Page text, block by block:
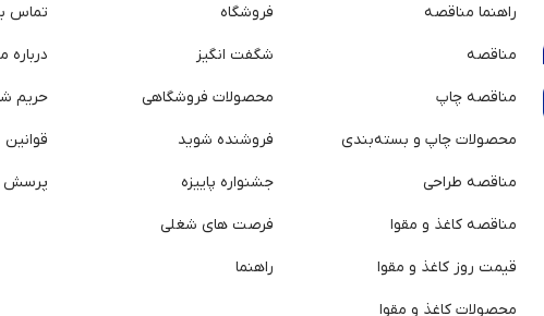
راهنما مناقصه
مناقصه
مناقصه چاپ
محصولات چاپ و بسته‌بندی
مناقصه طراحی
مناقصه کاغذ و مقوا
قیمت روز کاغذ و مقوا
محصولات کاغذ و مقوا
فروشگاه
شگفت انگیز
محصولات فروشگاهی
فروشنده شوید
جشنواره پاییزه
فرصت های شغلی
راهنما
تماس
درباره
حریم
پرسش